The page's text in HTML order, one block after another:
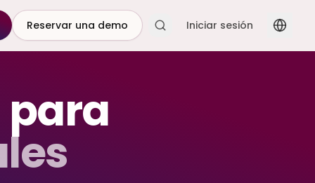
Reservar una demo Iniciar sesión
para